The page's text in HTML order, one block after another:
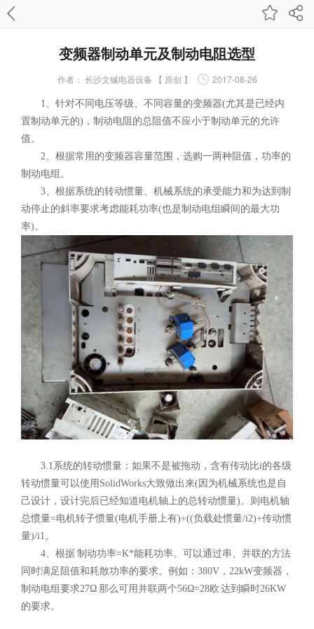
变频器制动单元及制动电阻选型
作者： 长沙文铖电器设备 【 原创 】 2017-08-26
1、针对不同电压等级、不同容量的变频器(尤其是已经内
置制动单元的)，制动电阻的总阻值不应小于制动单元的允许
值。
2、根据常用的变频器容量范围，选购一两种阻值，功率的
制动电组。
3、根据系统的转动惯量、机械系统的承受能力和为达到制
动停止的斜率要求考虑能耗功率(也是制动电组瞬间的最大功
率)。
3.1系统的转动惯量：如果不是被拖动，含有传动比i的各级
转动惯量可以使用SolidWorks大致做出来(因为机械系统也是自
己设计，设计完后已经知道电机轴上的总转动惯量)。则电机轴
总惯量=电机转子惯量(电机手册上有)+((负载处惯量/i2)+传动惯
量)/i1。
4、根据 制动功率=K*能耗功率。可以通过串、并联的方法
同时满足阻值和耗散功率的要求。例如：380V，22kW变频器，
制动电组要求27Ω 那么可用并联两个56Ω=28欧 达到瞬时26KW
的要求。